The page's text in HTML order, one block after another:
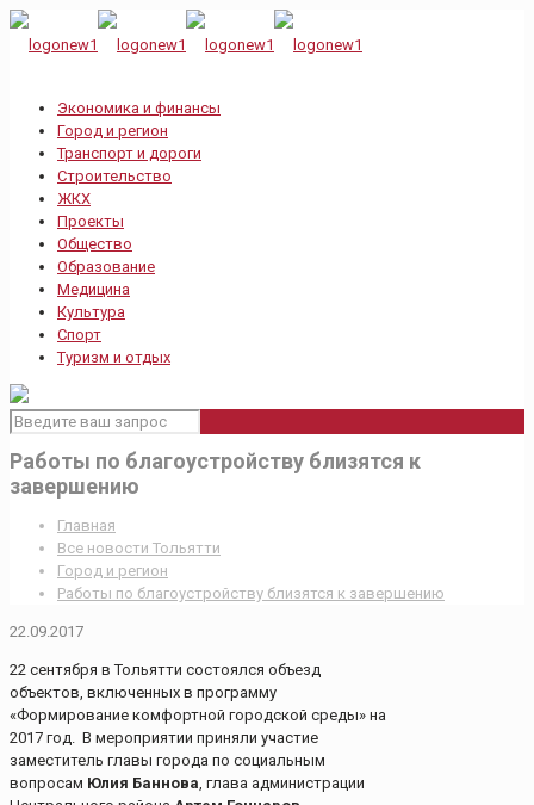
Экономика и финансы
Город и регион
Транспорт и дороги
Строительство
ЖКХ
Проекты
Общество
Образование
Медицина
Культура
Спорт
Туризм и отдых
Работы по благоустройству близятся к
завершению
Главная
Все новости Тольятти
Город и регион
Работы по благоустройству близятся к завершению
22.09.2017
22 сентября в Тольятти состоялся объезд
объектов, включенных в программу
«Формирование комфортной городской среды» на
2017 год. В мероприятии приняли участие
заместитель главы города по социальным
вопросам Юлия Баннова, глава администрации